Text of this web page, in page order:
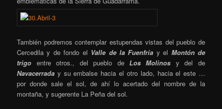
También podremos contemplar estupendas vistas del pueblo de
Cercedila y de fondo el Valle de la Fuenfría y el Montón de
trigo entre otros., del pueblo de Los Molinos y del de
Navacerrada y su embalse hacia el otro lado, hacia el este …
por donde sale el sol, de ahí lo acertado del nombre de la
montaña, y sugerente La Peña del sol.